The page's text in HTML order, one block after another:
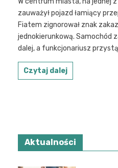
zauważył pojazd łamiący
Fiatem zignorował znak
jednokierunkową. Samochód
dalej, a funkcjonariusz
Czytaj dalej
Aktualności